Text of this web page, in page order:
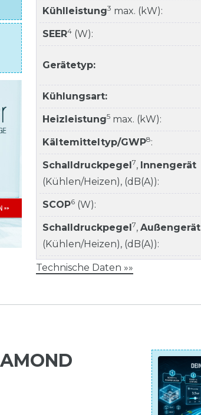
Kühlleistung3 max. (kW):
SEER4 (W):
Gerätetyp:
Kühlungsart:
Heizleistung5 max. (kW):
Kältemitteltyp/GWP8:
Schalldruckpegel7, Innengerät
(Kühlen/Heizen), (dB(A)):
SCOP6 (W):
Schalldruckpegel7, Außengerät
(Kühlen/Heizen), (dB(A)):
Technische Daten »»